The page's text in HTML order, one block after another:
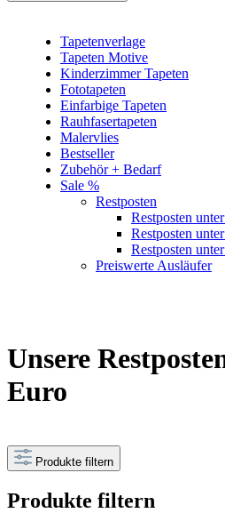
Tapetenverlage
Tapeten Motive
Kinderzimmer Tapeten
Fototapeten
Einfarbige Tapeten
Rauhfasertapeten
Malervlies
Bestseller
Zubehör + Bedarf
Sale %
Restposten
Restposten
Restposten
Restposten
Preiswerte Ausläufer
Unsere
Euro
Produkte filtern
Produkte filtern